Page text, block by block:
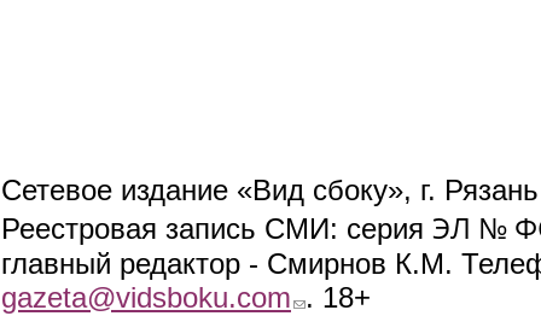
Сетевое издание «Вид сбоку», г.
Реестровая запись СМИ: серия ЭЛ №
главный редактор - Смирнов К.М.
gazeta@vidsboku.com (link sends e-mail)
. 18+